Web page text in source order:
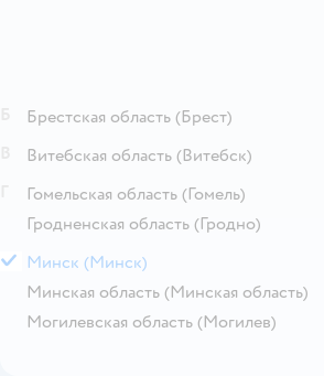
Брестская область (Брест)
Витебская область (Витебск)
Гомельская область (Гомель)
Гродненская область (Гродно)
М Минск (Минск)
Минская область (Минская область)
Могилевская область (Могилев)